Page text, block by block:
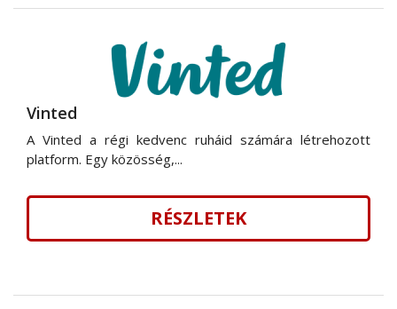
Vinted
A Vinted a régi kedvenc ruháid számára létrehozott
platform. Egy közösség,...
RÉSZLETEK